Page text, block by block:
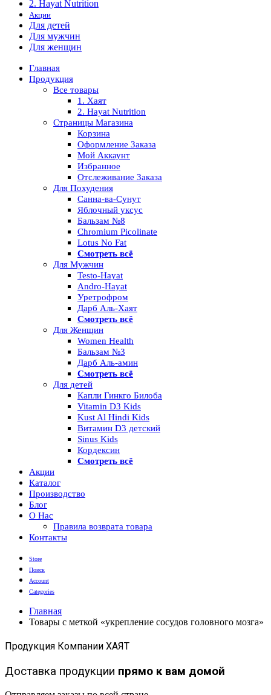
2. Hayat Nutrition
Акции
Для детей
Для мужчин
Для женщин
Главная
Продукция
Все товары
1. Хаят
2. Hayat Nutrition
Страницы Магазина
Корзина
Оформление Заказа
Мой Аккаунт
Избранное
Отслеживание Заказа
Для Похудения
Санна-ва-Сунут
Яблочный уксус
Бальзам №8
Chromium Picolinate
Lotus No Fat
Смотреть всё
Для Мужчин
Testo-Hayat
Andro-Hayat
Уретрофром
Дарб Аль-Хаят
Смотреть всё
Для Женщин
Women Health
Бальзам №3
Дарб Аль-амин
Смотреть всё
Для детей
Капли Гинкго Билоба
Vitamin D3 Kids
Kust Al Hindi Kids
Витамин D3 детский
Sinus Kids
Кордексин
Смотреть всё
Акции
Каталог
Производство
Блог
О Нас
Правила возврата товара
Контакты
Store
Поиск
Account
Categories
Главная
Товары с меткой «укрепление сосудов головного мозга»
Продукция Компании ХАЯТ
Доставка продукции прямо к вам домой